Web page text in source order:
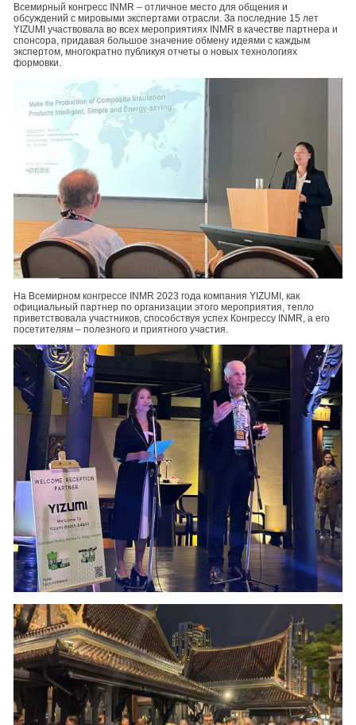
Всемирный конгресс INMR – отличное место для общения и
обсуждений с мировыми экспертами отрасли. За последние 15 лет
YIZUMI участвовала во всех мероприятиях INMR в качестве партнера и
спонсора, придавая большое значение обмену идеями с каждым
экспертом, многократно публикуя отчеты о новых технологиях
формовки.
На Всемирном конгрессе INMR 2023 года компания YIZUMI, как
официальный партнер по организации этого мероприятия, тепло
приветствовала участников, способствуя успех Конгрессу INMR, а его
посетителям – полезного и приятного участия.